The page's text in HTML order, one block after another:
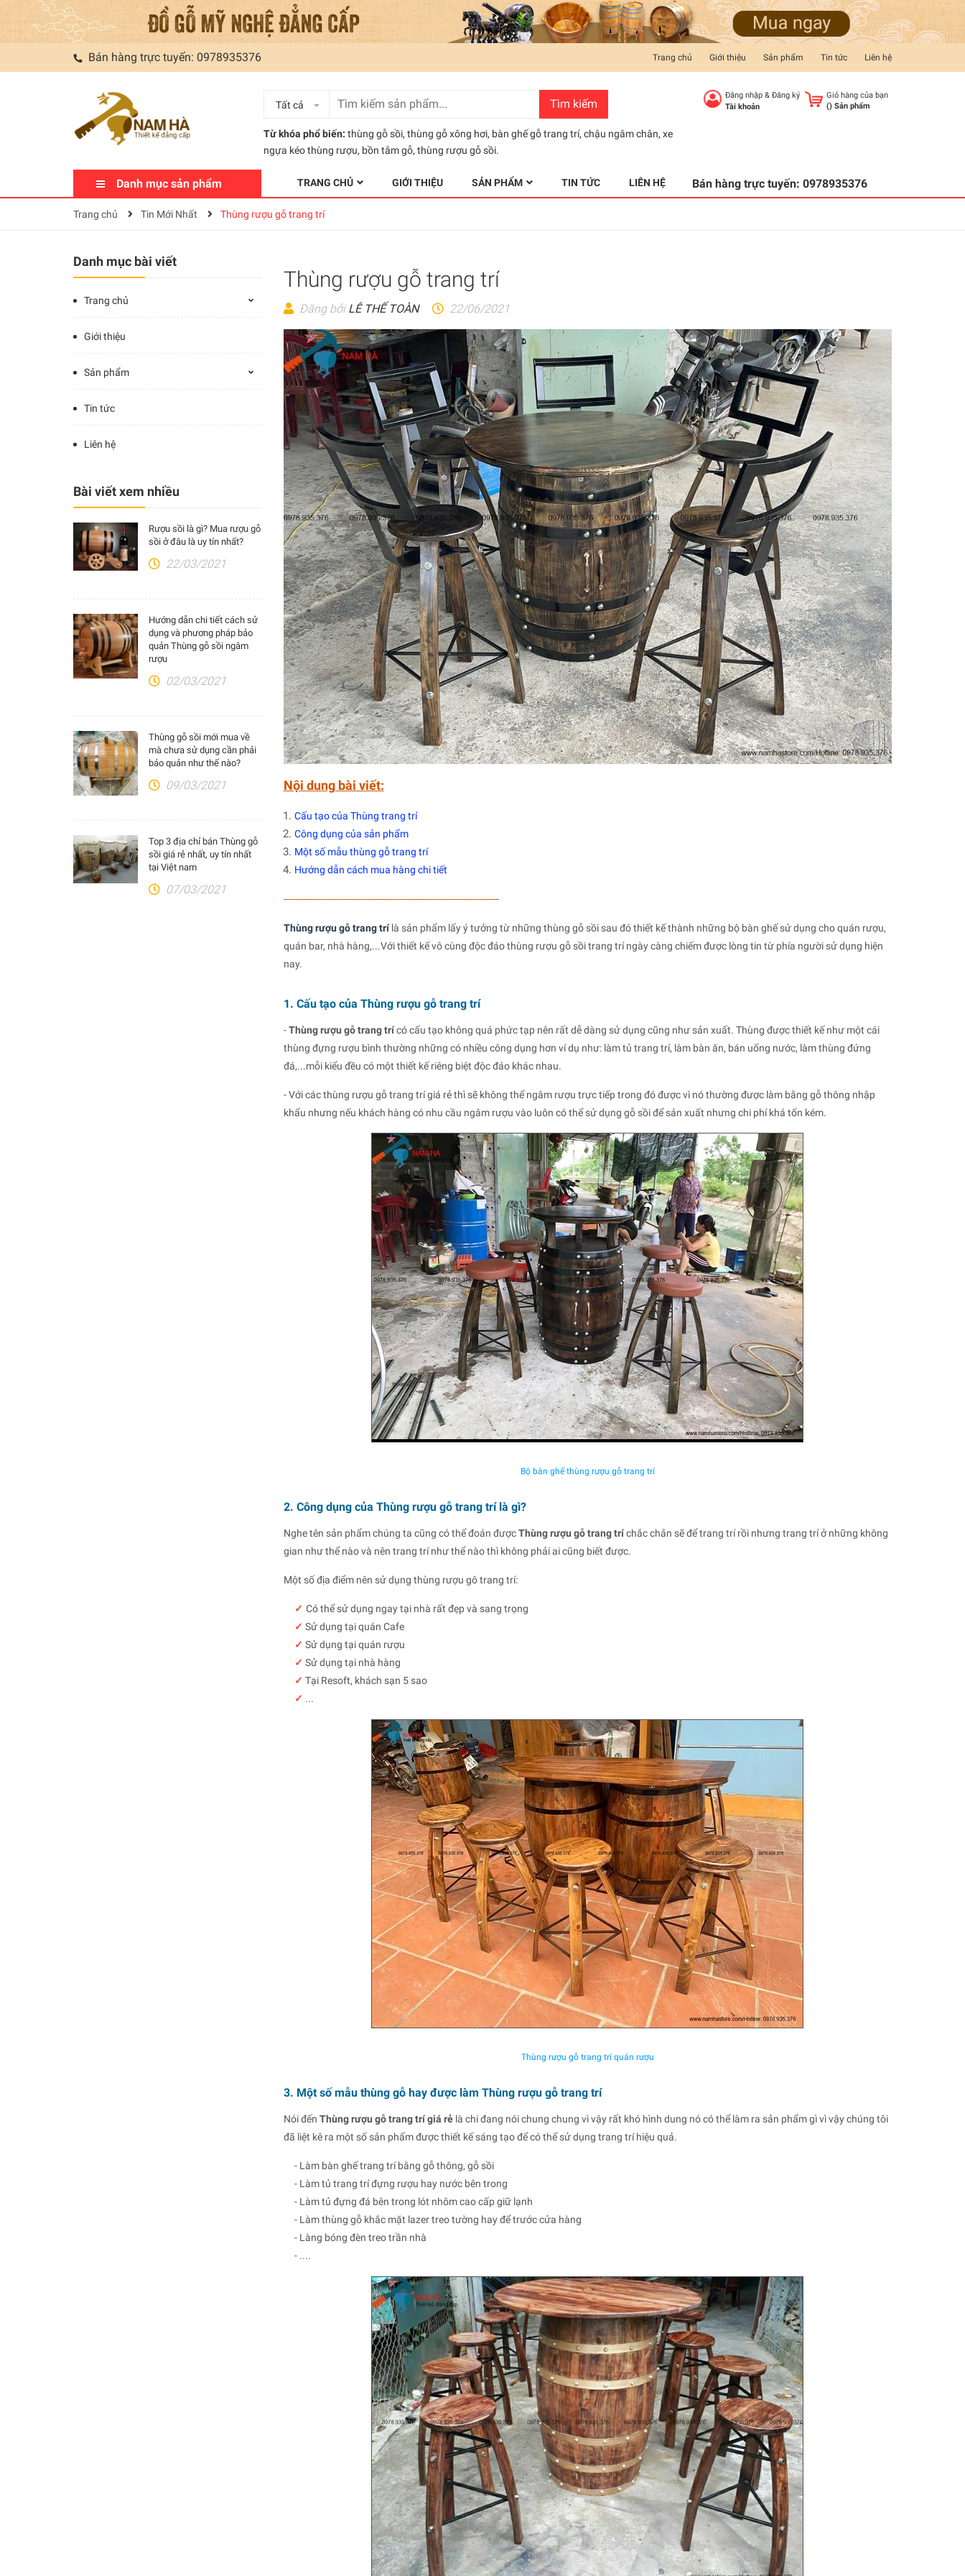
Bán hàng trực tuyến: 0978935376 Trang chủ Giới thiệu Sản phẩm Tin tức Liên hệ
Tất cả Tìm kiếm
Từ khóa phổ biến: thùng gỗ sồi, thùng gỗ xông hơi, bàn ghế gỗ trang trí, chậu ngâm chân, xe
ngựa kéo thùng rượu, bồn tắm gỗ, thùng rượu gỗ sồi.
Đăng nhập& Đăng ký
Tài khoản
Giỏ hàng của bạn
() Sản phẩm
Danh mục sản phẩm TRANG CHỦ GIỚI THIỆU SẢN PHẨM TIN TỨC LIÊN HỆ Bán hàng trực tuyến: 0978935376
Trang chủ Tin Mới Nhất Thùng rượu gỗ trang trí
Danh mục bài viết
Trang chủ
Giới thiệu
Sản phẩm
Tin tức
Liên hệ
Bài viết xem nhiều
Rượu sồi là gì? Mua rượu gỗ
sồi ở đâu là uy tín nhất?
22/03/2021
Hướng dẫn chi tiết cách sử
dụng và phương pháp bảo
quản Thùng gỗ sồi ngâm
rượu
02/03/2021
Thùng gỗ sồi mới mua về
mà chưa sử dụng cần phải
bảo quản như thế nào?
09/03/2021
Top 3 địa chỉ bán Thùng gỗ
sồi giá rẻ nhất, uy tín nhất
tại Việt nam
07/03/2021
Thùng rượu gỗ trang trí
Đăng bởi LÊ THẾ TOÀN 22/06/2021
Nội dung bài viết:
Cấu tạo của Thùng trang trí
Công dụng của sản phẩm
Một số mẫu thùng gỗ trang trí
Hướng dẫn cách mua hàng chi tiết
---------------------------------------------------------------------------
Thùng rượu gỗ trang trílà sản phẩm lấy ý tưởng từ những thùng gỗ sồi sau đó thiết kế thành những bộ bàn ghế sử dụng cho quán rượu,
quán bar, nhà hàng,...Với thiết kế vô cùng độc đáo thùng rượu gỗ sồi trang trí ngày càng chiếm được lòng tin từ phía người sử dụng hiện
nay.
1. Cấu tạo của Thùng rượu gỗ trang trí
-Thùng rượu gỗ trang trícó cấu tạo không quá phức tạp nên rất dễ dàng sử dụng cũng như sản xuất. Thùng được thiết kế như một cái
thùng đựng rượu bình thường những có nhiều công dụng hơn ví dụ như: làm tủ trang trí, làm bàn ăn, bán uống nước, làm thùng đứng
đá,...mỗi kiểu đều có một thiết kế riêng biệt độc đáo khác nhau.
- Với các thùng rượu gỗ trang trí giá rẻ thì sẽ không thể ngâm rượu trực tiếp trong đó được vì nó thường được làm bằng gỗ thông nhập
khẩu nhưng nếu khách hàng có nhu cầu ngâm rượu vào luôn có thể sử dụng gỗ sồi để sản xuất nhưng chi phí khá tốn kém.
Bộ bàn ghế thùng rượu gỗ trang trí
2. Công dụng của Thùng rượu gỗ trang trí là gì?
Nghe tên sản phẩm chúng ta cũng có thể đoán đượcThùng rượu gỗ trang tríchắc chắn sẽ để trang trí rồi nhưng trang trí ở những không
gian như thể nào và nên trang trí như thể nào thì không phải ai cũng biết được.
Một số địa điểm nên sử dụng thùng rượu gô trang trí:
✓ Có thể sử dụng ngay tại nhà rất đẹp và sang trọng
✓ Sử dụng tại quán Cafe
✓ Sử dụng tại quán rượu
✓ Sử dụng tại nhà hàng
✓ Tại Resoft, khách sạn 5 sao
✓ ...
Thùng rượu gỗ trang trí quán rượu
3. Một số mẫu thùng gỗ hay được làm Thùng rượu gỗ trang trí
Nói đến Thùng rượu gỗ trang trí giá rẻlà chi đang nói chung chung vì vậy rất khó hình dung nó có thể làm ra sản phẩm gì vì vậy chúng tôi
đã liệt kê ra một số sản phẩm được thiết kế sáng tạo để có thể sử dụng trang trí hiệu quả.
- Làm bàn ghế trang trí bằng gỗ thông, gỗ sồi
- Làm tủ trang trí đựng rượu hay nước bên trong
- Làm tủ đựng đá bên trong lót nhôm cao cấp giữ lạnh
- Làm thùng gỗ khắc mặt lazer treo tường hay để trước cửa hàng
- Làng bóng đèn treo trần nhà
- ....